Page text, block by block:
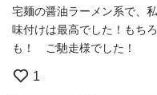
宅麺の醤油ラーメン系で、
味付けは最高でした！もち
も！ ご馳走様でした！
1